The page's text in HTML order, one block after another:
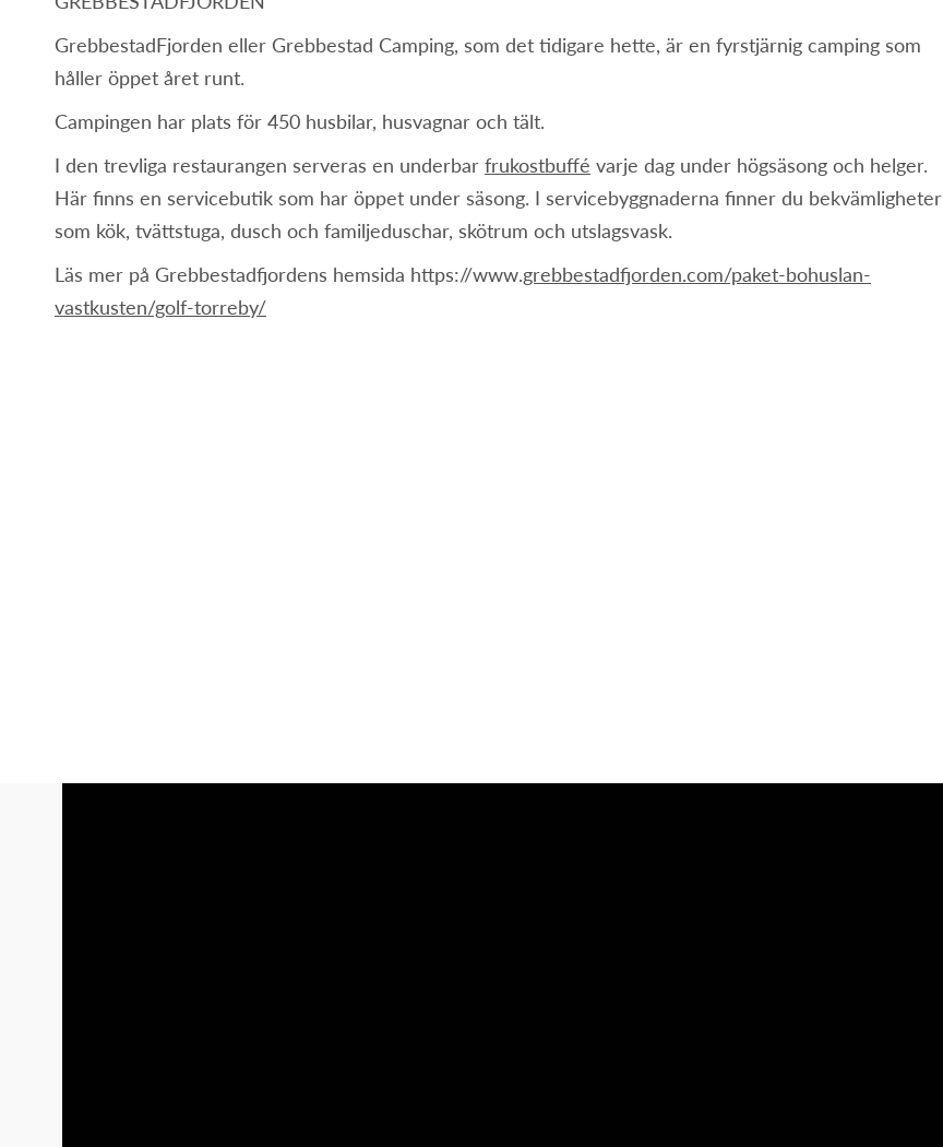
GrebbestadFjorden eller Grebbestad Camping, som det tidigare hette, är en fyrstjärnig camping som
håller öppet året runt.
Campingen har plats för 450 husbilar, husvagnar och tält.
I den trevliga restaurangen serveras en underbar frukostbuffé varje dag under högsäsong och helger.
Här finns en servicebutik som har öppet under säsong. I servicebyggnaderna finner du bekvämligheter
som kök, tvättstuga, dusch och familjeduschar, skötrum och utslagsvask.
Läs mer på Grebbestadfjordens hemsida https://www.grebbestadfjorden.com/paket-bohuslan-
vastkusten/golf-torreby/